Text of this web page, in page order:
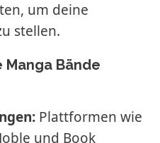
um deine
stellen.
Manga Bände
Plattformen wie
und Book